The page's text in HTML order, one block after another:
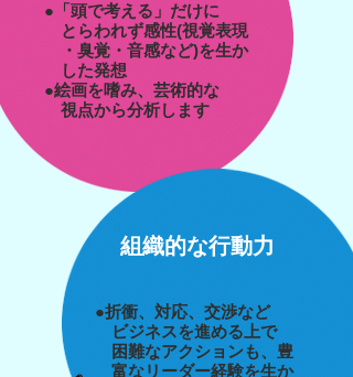
●「頭で考える」だけに
とらわれず感性(視覚表現
・ 臭覚・音感など)を生か
した発想
●絵画を嗜み、芸術的な
視点から分析します
組織的な行動力
●折衝、対応、交渉など
ビジネスを進める上で
困難なアクションも、豊
富なリーダー経験を生か